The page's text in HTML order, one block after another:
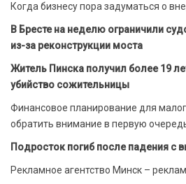
Когда бизнесу пора задуматься о
В Бресте на неделю ограничили
из-за реконструкции моста
Житель Пинска получил более 19
убийство сожительницы
Финансовое планирование для
обратить внимание в первую
Подросток погиб после падения с
Рекламное агентство Минск –